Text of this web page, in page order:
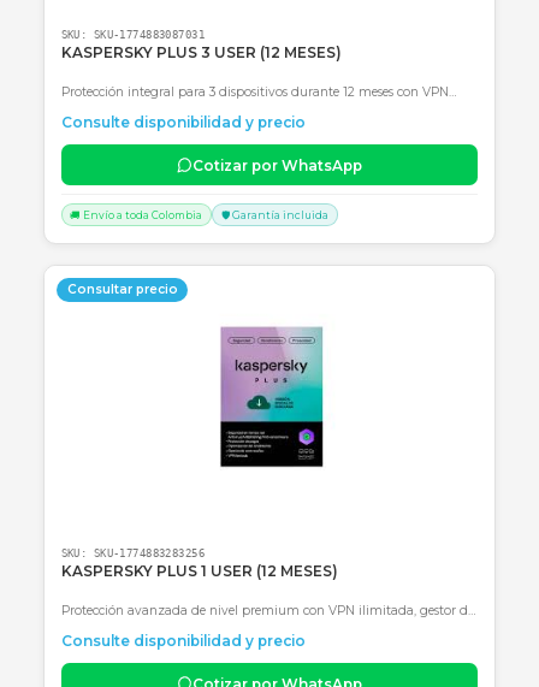
🚚 Envío a toda Colombia 🛡️ Garantía incluida
Consultar precio